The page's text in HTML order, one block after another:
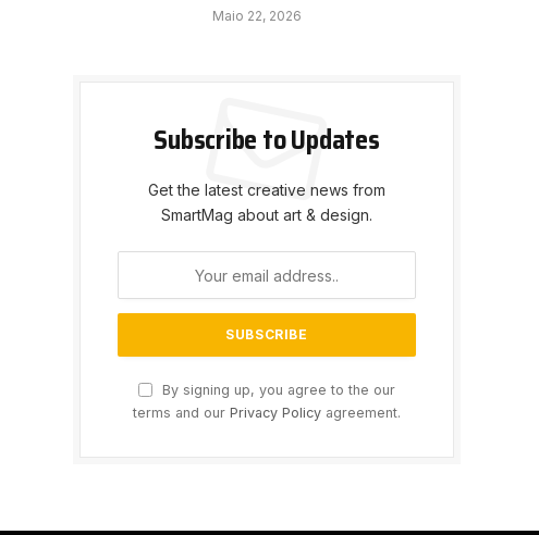
Maio 22, 2026
Subscribe to Updates
Get the latest creative news from
SmartMag about art & design.
By signing up, you agree to the our
terms and our Privacy Policy agreement.